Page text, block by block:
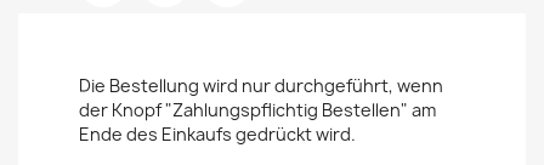
Die Bestellung wird nur durchgeführt, wenn
der Knopf "Zahlungspflichtig Bestellen" am
Ende des Einkaufs gedrückt wird.